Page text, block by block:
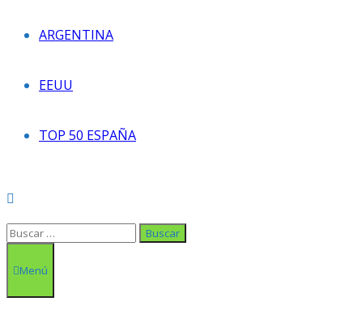
ARGENTINA
EEUU
TOP 50 ESPAÑA
Buscar:
Menú